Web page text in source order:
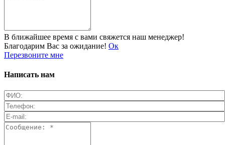
В ближайшее время с вами свяжется наш менеджер!
Благодарим Вас за ожидание! Ок
Перезвоните мне
Написать нам